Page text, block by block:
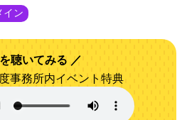
イン
聴いてみる
事務所内イベント特典